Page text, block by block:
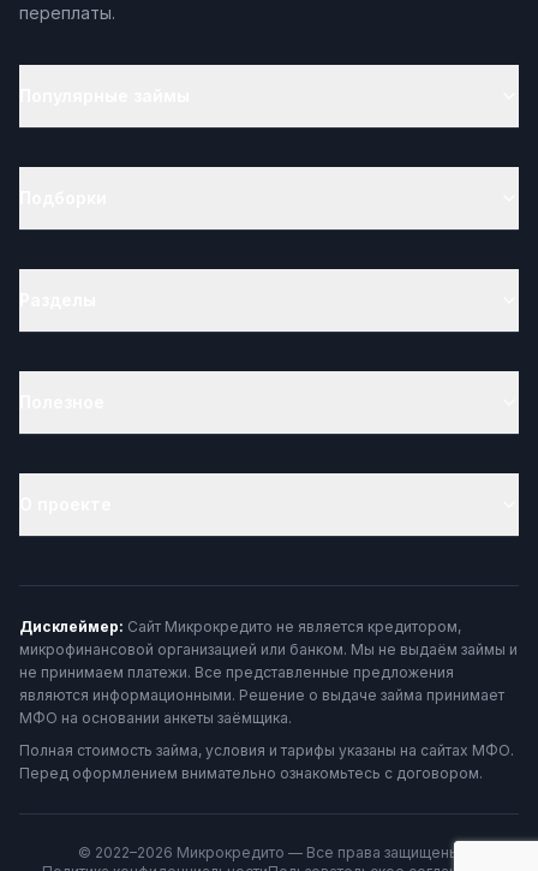
переплаты.
Дисклеймер: Сайт Микрокредито не является кредитором,
микрофинансовой организацией или банком. Мы не выдаём займы и
не принимаем платежи. Все представленные предложения
являются информационными. Решение о выдаче займа принимает
МФО на основании анкеты заёмщика.
Полная стоимость займа, условия и тарифы указаны на сайтах МФО.
Перед оформлением внимательно ознакомьтесь с договором.
© 2022–2026 Микрокредито — Все права защищены